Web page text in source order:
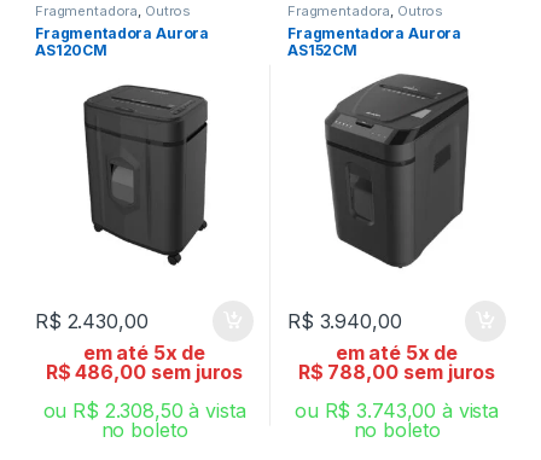
Fragmentadora, Outros
Fragmentadora Aurora
AS120CM
R$ 2.430,00
em até 5x de
R$ 486,00 sem juros
ou R$ 2.308,50 à vista
no boleto
Fragmentadora, Outros
Fragmentadora Aurora
AS152CM
R$ 3.940,00
em até 5x de
R$ 788,00 sem juros
ou R$ 3.743,00 à vista
no boleto